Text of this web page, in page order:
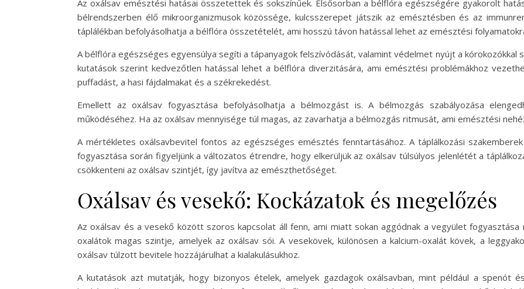
Az oxálsav emésztési hatásai összetettek és sokszínűek. Elsősorban a bélflóra egészségére gyakorolt
bélrendszerben élő mikroorganizmusok közössége, kulcsszerepet játszik az emésztésben és az
táplálékban befolyásolhatja a bélflóra összetételét, ami hosszú távon hatással lehet az emésztési
A bélflóra egészséges egyensúlya segíti a tápanyagok felszívódását, valamint védelmet nyújt a kórokozókkal
kutatások szerint kedvezőtlen hatással lehet a bélflóra diverzitására, ami emésztési problémákhoz
puffadást, a hasi fájdalmakat és a székrekedést.
Emellett az oxálsav fogyasztása befolyásolhatja a bélmozgást is. A bélmozgás szabályozása
működéséhez. Ha az oxálsav mennyisége túl magas, az zavarhatja a bélmozgás ritmusát, ami emésztési
A mértékletes oxálsavbevitel fontos az egészséges emésztés fenntartásához. A táplálkozási
fogyasztása során figyeljünk a változatos étrendre, hogy elkerüljük az oxálsav túlsúlyos jelenlétét a
csökkenteni az oxálsav szintjét, így javítva az emészthetőséget.
Oxálsav és vesekő: Kockázatok és megelőzés
Az oxálsav és a vesekő között szoros kapcsolat áll fenn, ami miatt sokan aggódnak a vegyület fogyasztása
oxalátok magas szintje, amelyek az oxálsav sói. A vesekövek, különösen a kalcium-oxalát kövek, a
oxálsav túlzott bevitele hozzájárulhat a kialakulásukhoz.
A kutatások azt mutatják, hogy bizonyos ételek, amelyek gazdagok oxálsavban, mint például a spenót